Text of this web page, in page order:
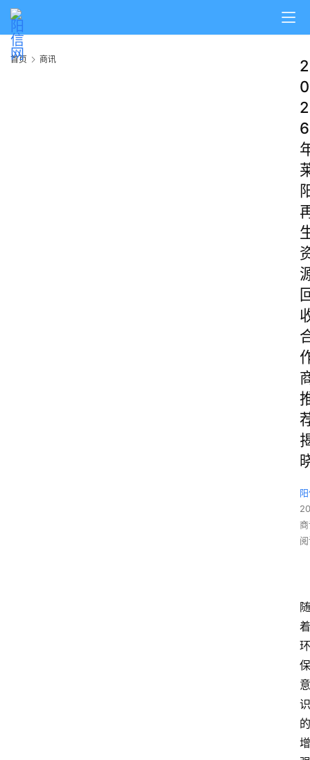
首页 商讯
2
0
2
6
随
着
环
保
意
识
的
增